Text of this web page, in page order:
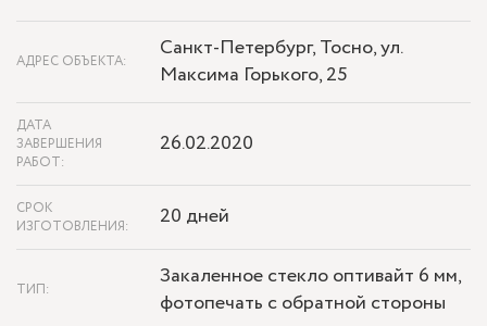
АДРЕС ОБЪЕКТА:
Санкт-Петербург, Тосно, ул.
Максима Горького, 25
ДАТА
ЗАВЕРШЕНИЯ
РАБОТ:
26.02.2020
СРОК
ИЗГОТОВЛЕНИЯ:
20 дней
ТИП:
Закаленное стекло оптивайт 6 мм,
фотопечать с обратной стороны